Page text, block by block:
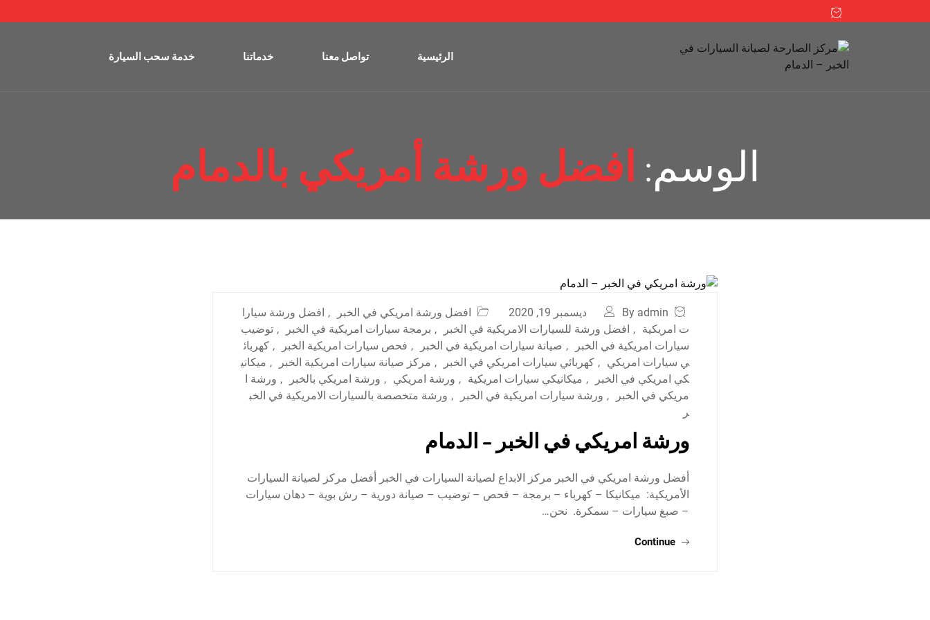
الرئيسية تواصل معنا خدماتنا خدمة سحب السيارة
الوسم: افضل ورشة أمريكي بالدمام
By admin ديسمبر 19, 2020 افضل ورشة امريكي في الخبر , افضل ورشة سيارا
ت امريكية , افضل ورشة للسيارات الامريكية في الخبر , برمجة سيارات امريكية في الخبر , توضيب
سيارات امريكية في الخبر
, صيانة سيارات امريكية في الخبر , فحص سيارات امريكية الخبر , كهربائ
ي سيارات امريكي , كهربائي سيارات امريكي في الخبر , مركز صيانة سيارات امريكية الخبر , ميكاني
كي امريكي في الخبر
, ميكانيكي سيارات امريكية , ورشة امريكي , ورشة امريكي بالخبر , ورشة ا
مريكي في الخبر
, ورشة سيارات امريكية في الخبر , ورشة متخصصة بالسيارات الامريكية في الخب
ر
ورشة امريكي في الخبر – الدمام
أفضل ورشة امريكي في الخبر مركز الابداع لصيانة السيارات في الخبر أفضل مركز لصيانة السيارات
الأمريكية: ميكانيكا – كهرباء – برمجة – فحص – توضيب – صيانة دورية – رش بوية – دهان سيارات
– صبغ سيارات – سمكرة. نحن…
Continue